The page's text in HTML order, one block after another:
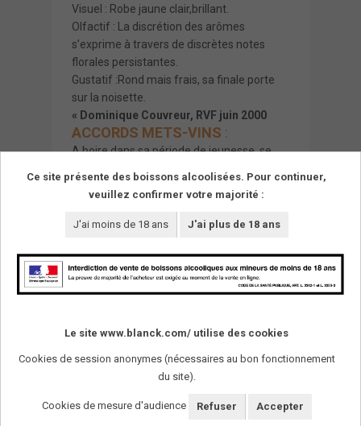
Visuel : Robe jaune clair,brillant.
Olfactif : La discrétion des arômes
s’exprime à travers de discrètes notes
florales persistantes.
Gustatif :Rond mais frais, sa finale porte
sur la noisette.
« Dominique Couvreur, RVF juin 2000
ACCORDS METS-VINS :
A boire dans sa période de jeunesse, se
Ce site présente des boissons alcoolisées. Pour continuer,
veuillez confirmer votre majorité :
J'ai moins de 18 ans J'ai plus de 18 ans
Le site www.blanck.com/ utilise des cookies
Cookies de session anonymes (nécessaires au bon fonctionnement
du site).
Cookies de mesure d'audience Refuser Accepter